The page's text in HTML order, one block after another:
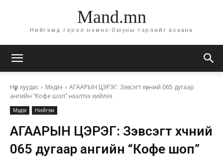
Mand.mn
Нийгэмд гэрэл нэмнэ-Оюуны гэрлийг асаана
Нүүр хуудас Мэдээ
АГААРЫН ЦЭРЭГ: Зэвсэгт хүчний 065 дугаар
ангийн “Кофе шоп” нээлтээ хийлээ
Мэдээ Нийгэм
АГААРЫН ЦЭРЭГ: Зэвсэгт хүчний
065 дугаар ангийн “Кофе шоп”